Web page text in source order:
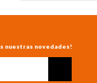
nuestras novedades!